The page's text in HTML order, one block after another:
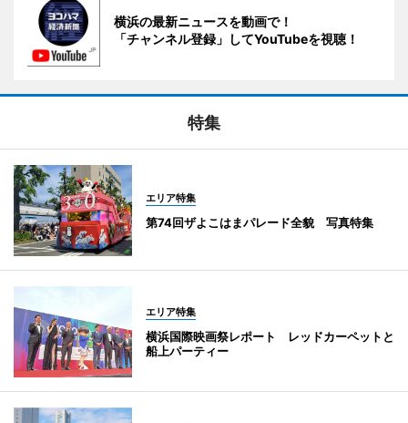
横浜の最新ニュースを動画で！
「チャンネル登録」してYouTubeを視聴！
特集
エリア特集
第74回ザよこはまパレード全貌 写真特集
エリア特集
横浜国際映画祭レポート レッドカーペットと
船上パーティー